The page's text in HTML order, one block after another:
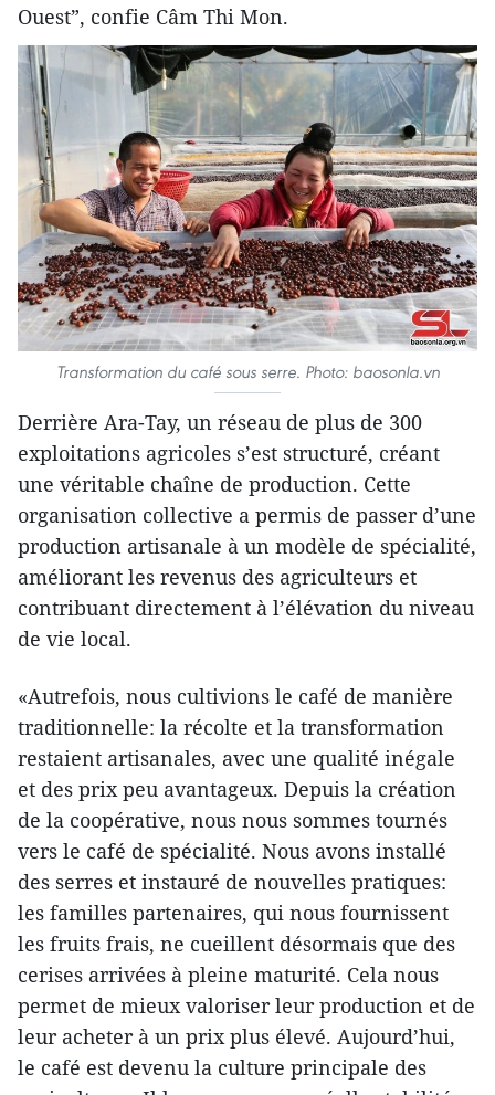
Ouest”, confie Câm Thi Mon.
Transformation du café sous serre. Photo: baosonla.vn
Derrière Ara-Tay, un réseau de plus de 300
exploitations agricoles s’est structuré, créant
une véritable chaîne de production. Cette
organisation collective a permis de passer d’une
production artisanale à un modèle de spécialité,
améliorant les revenus des agriculteurs et
contribuant directement à l’élévation du niveau
de vie local.
«Autrefois, nous cultivions le café de manière
traditionnelle: la récolte et la transformation
restaient artisanales, avec une qualité inégale
et des prix peu avantageux. Depuis la création
de la coopérative, nous nous sommes tournés
vers le café de spécialité. Nous avons installé
des serres et instauré de nouvelles pratiques:
les familles partenaires, qui nous fournissent
les fruits frais, ne cueillent désormais que des
cerises arrivées à pleine maturité. Cela nous
permet de mieux valoriser leur production et de
leur acheter à un prix plus élevé. Aujourd’hui,
le café est devenu la culture principale des